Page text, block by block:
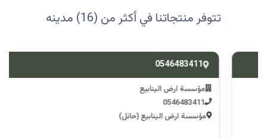
تتوفر منتجاتنا في أكثر من (16) مدينه
0546483411
مؤسسة ارض الينابيع
0546483411
مؤسسة ارض الينابيع (حائل)